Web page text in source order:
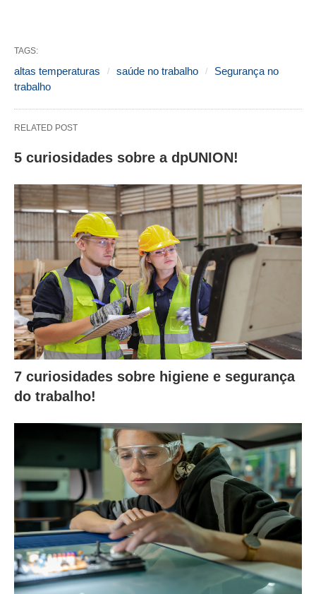
TAGS:
altas temperaturas saúde no trabalho
Segurança no
trabalho
RELATED POST
5 curiosidades sobre a dpUNION!
7 curiosidades sobre higiene e segurança
do trabalho!